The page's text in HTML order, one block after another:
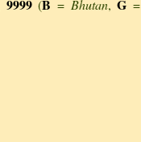
9999(B = Bhutan,G =